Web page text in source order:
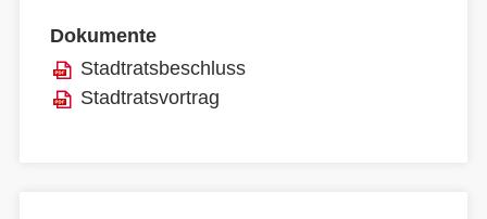
Dokumente
Stadtratsbeschluss
Stadtratsvortrag